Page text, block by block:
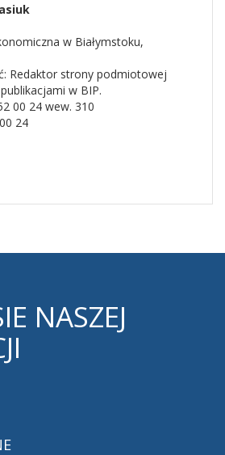
w Białymstoku,
Redaktor strony podmiotowej
w BIP.
00 24 wew. 310
24
NASZEJ